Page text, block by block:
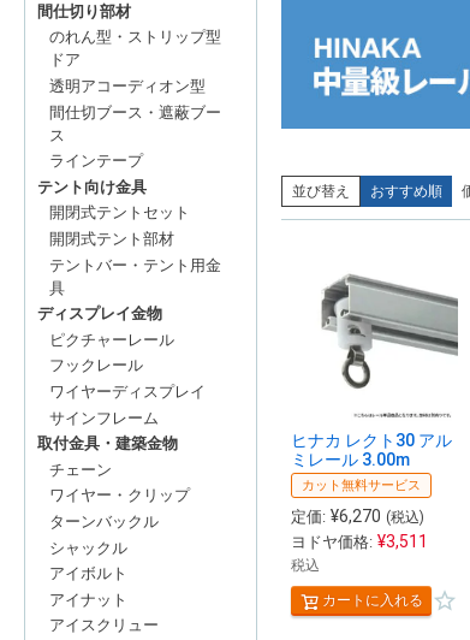
間仕切り部材
のれん型・ストリップ型
ドア
透明アコーディオン型
間仕切ブース・遮蔽ブー
ス
ラインテープ
テント向け金具
開閉式テントセット
開閉式テント部材
テントバー・テント用金
具
ディスプレイ金物
ピクチャーレール
フックレール
ワイヤーディスプレイ
サインフレーム
取付金具・建築金物
チェーン
ワイヤー・クリップ
ターンバックル
シャックル
アイボルト
アイナット
アイスクリュー
並び替え おすすめ順
ヒナカ レクト30 アル
ミレール 3.00m
カット無料サービス
定価: ¥6,270 (税込)
ヨドヤ価格: ¥3,511
税込
カートに入れる